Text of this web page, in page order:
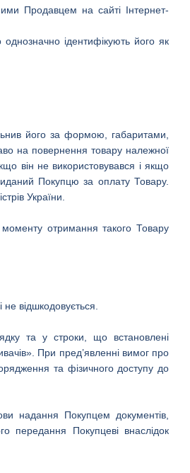
Продавцем на сайті Інтернет-
ідентифікують його як
його за формою, габаритами,
на повернення товару належної
він не використовувався і якщо
Покупцю за оплату Товару.
України.
моменту отримання такого Товару
відшкодовується.
та у строки, що встановлені
При пред’явленні вимог про
та фізичного доступу до
надання Покупцем документів,
передання Покупцеві внаслідок